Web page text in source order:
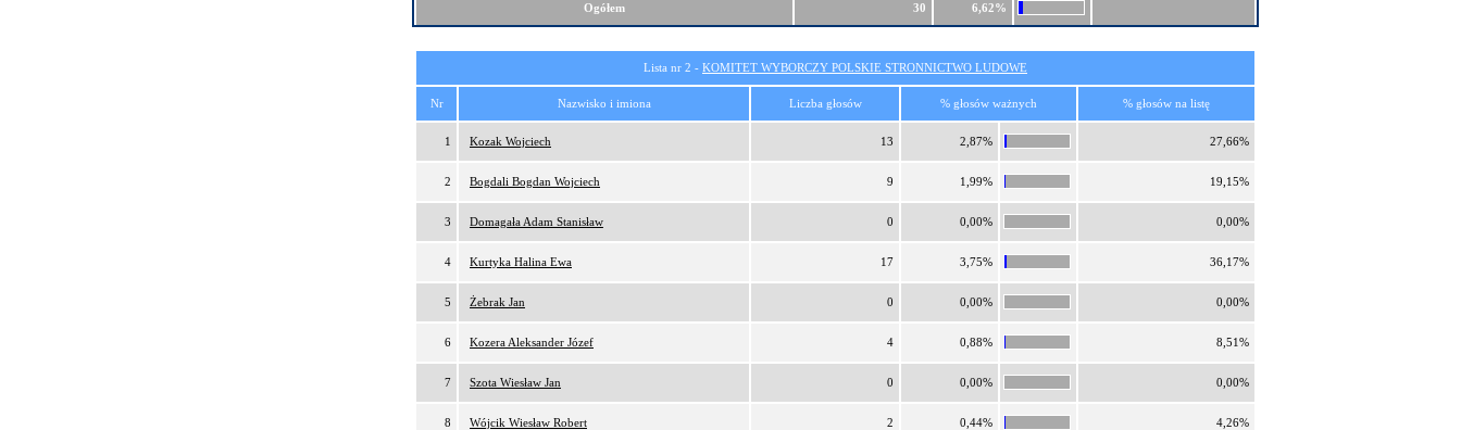
Ogółem 30 6,62%
Lista nr 2 - KOMITET WYBORCZY POLSKIE STRONNICTWO LUDOWE
Nr Nazwisko i imiona Liczba głosów % głosów ważnych % głosów na listę
1 Kozak Wojciech 13 2,87% 27,66%
2 Bogdali Bogdan Wojciech 9 1,99% 19,15%
3 Domagała Adam Stanisław 0 0,00% 0,00%
4 Kurtyka Halina Ewa 17 3,75% 36,17%
5 Żebrak Jan 0 0,00% 0,00%
6 Kozera Aleksander Józef 4 0,88% 8,51%
7 Szota Wiesław Jan 0 0,00% 0,00%
8 Wójcik Wiesław Robert 2 0,44% 4,26%